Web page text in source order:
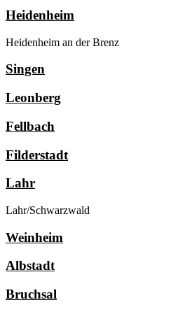
Heidenheim
Heidenheim an der Brenz
Singen
Leonberg
Fellbach
Filderstadt
Lahr
Lahr/Schwarzwald
Weinheim
Albstadt
Bruchsal